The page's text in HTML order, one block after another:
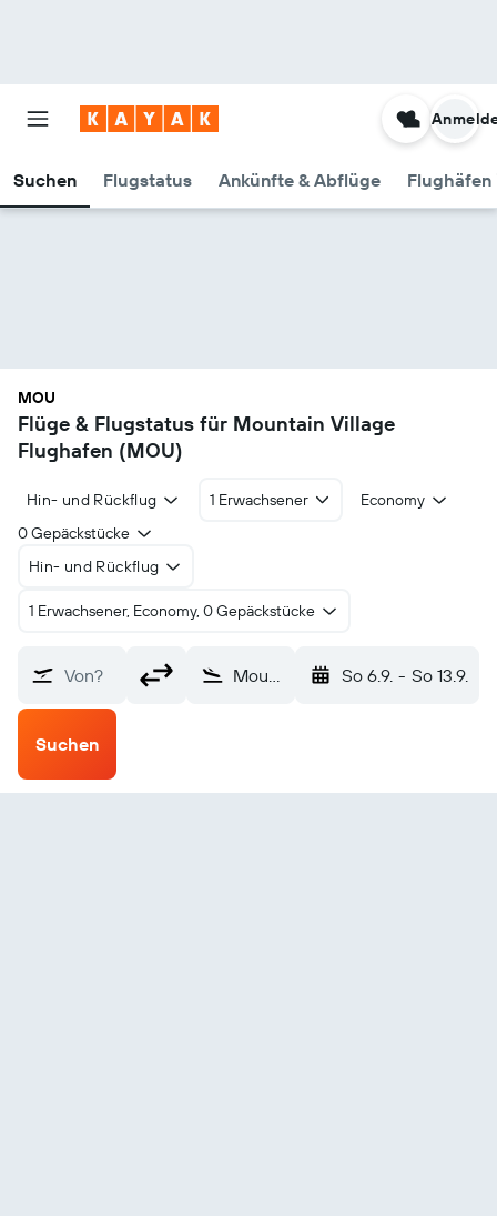
Suchen Flugstatus Ankünfte & Abflüge Flughäfen
MOU
Flüge & Flugstatus für Mountain Village
Flughafen (MOU)
Hin- und Rückflug 1 Erwachsener
Economy
0 Gepäckstücke
Hin- und Rückflug
1 Erwachsener, Economy, 0 Gepäckstücke
Von? Mountain Village (MOU) So 6.9. - So 13.9.
Suchen